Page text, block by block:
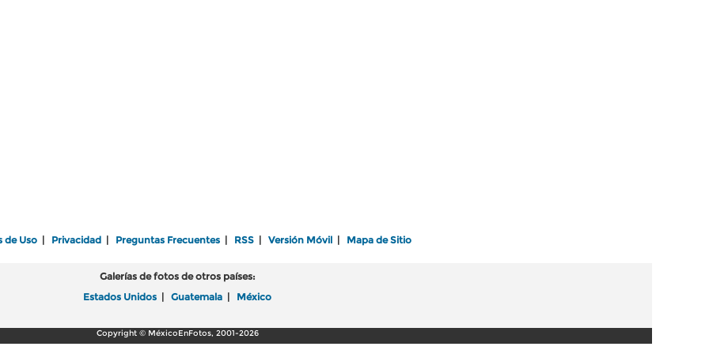
de Uso Privacidad Preguntas Frecuentes RSS Versión Móvil Mapa de Sitio
Galerías de fotos de otros países:
Estados Unidos
Guatemala México
Copyright © MéxicoEnFotos, 2001-2026